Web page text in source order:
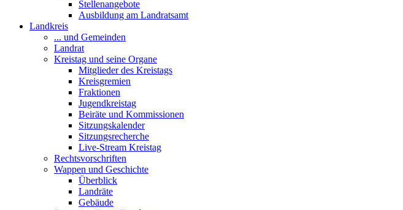
Stellenangebote
Ausbildung am Landratsamt
Landkreis
... und Gemeinden
Landrat
Kreistag und seine Organe
Mitglieder des Kreistags
Kreisgremien
Fraktionen
Jugendkreistag
Beiräte und Kommissionen
Sitzungskalender
Sitzungsrecherche
Live-Stream Kreistag
Rechtsvorschriften
Wappen und Geschichte
Überblick
Landräte
Gebäude